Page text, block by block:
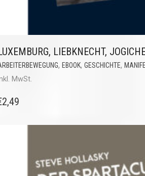
LIEBKNECHT,
, EBOOK, GESCHICHTE,
MwSt.
2,49